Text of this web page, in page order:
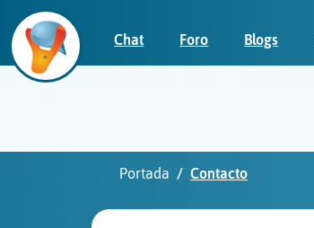
Chat Foro Blogs
Portada Contacto
Iniciar